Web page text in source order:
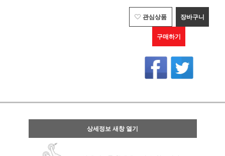
관심상품 장바구니
구매하기
상세정보 새창 열기